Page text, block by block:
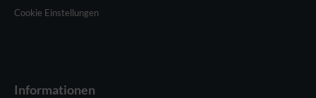
Cookie Einstellungen
Informationen